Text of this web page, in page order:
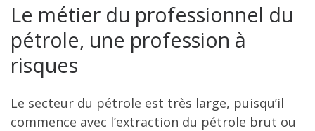
Le métier du professionnel du
pétrole, une profession à
risques
Le secteur du pétrole est très large, puisqu’il
commence avec l’extraction du pétrole brut ou